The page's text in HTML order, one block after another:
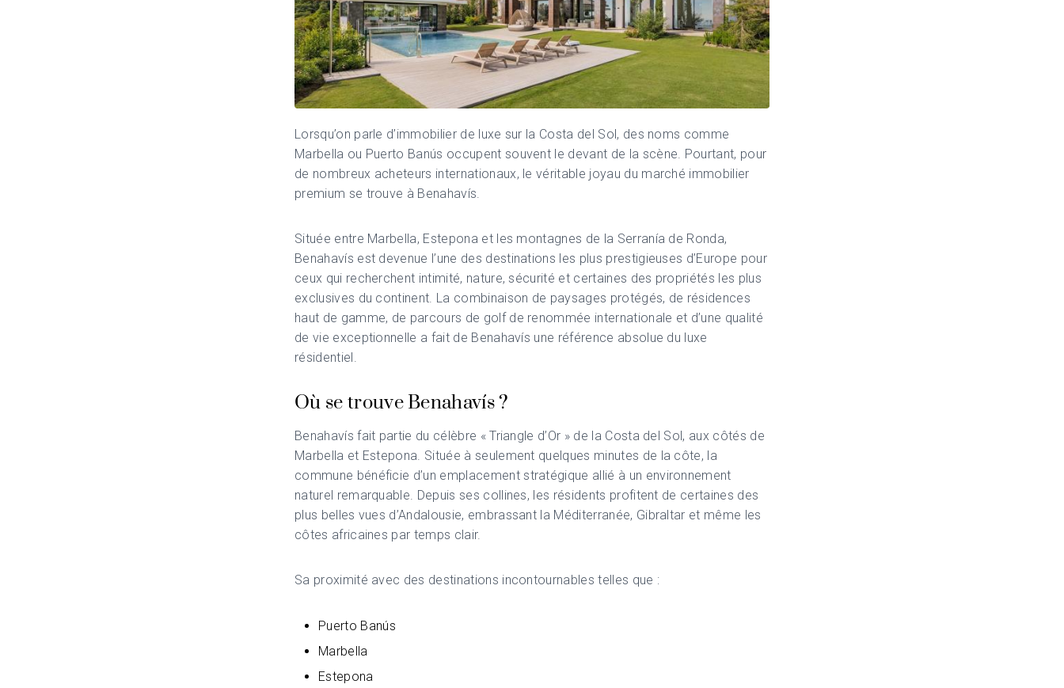
Lorsqu’on parle d’immobilier de luxe sur la Costa del Sol, des noms comme
Marbella ou Puerto Banús occupent souvent le devant de la scène. Pourtant, pour
de nombreux acheteurs internationaux, le véritable joyau du marché immobilier
premium se trouve à Benahavís.
Située entre Marbella, Estepona et les montagnes de la Serranía de Ronda,
Benahavís est devenue l’une des destinations les plus prestigieuses d’Europe pour
ceux qui recherchent intimité, nature, sécurité et certaines des propriétés les plus
exclusives du continent. La combinaison de paysages protégés, de résidences
haut de gamme, de parcours de golf de renommée internationale et d’une qualité
de vie exceptionnelle a fait de Benahavís une référence absolue du luxe
résidentiel.
Où se trouve Benahavís ?
Benahavís fait partie du célèbre « Triangle d’Or » de la Costa del Sol, aux côtés de
Marbella et Estepona. Située à seulement quelques minutes de la côte, la
commune bénéficie d’un emplacement stratégique allié à un environnement
naturel remarquable. Depuis ses collines, les résidents profitent de certaines des
plus belles vues d’Andalousie, embrassant la Méditerranée, Gibraltar et même les
côtes africaines par temps clair.
Sa proximité avec des destinations incontournables telles que :
Puerto Banús
Marbella
Estepona